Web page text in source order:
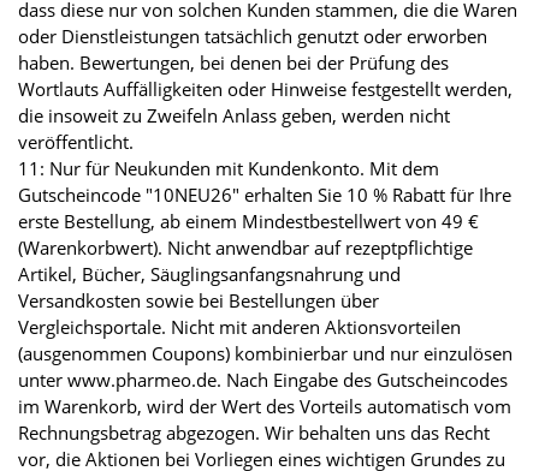
dass diese nur von solchen Kunden stammen, die die Waren
oder Dienstleistungen tatsächlich genutzt oder erworben
haben. Bewertungen, bei denen bei der Prüfung des
Wortlauts Auffälligkeiten oder Hinweise festgestellt werden,
die insoweit zu Zweifeln Anlass geben, werden nicht
veröffentlicht.
11: Nur für Neukunden mit Kundenkonto. Mit dem
Gutscheincode "10NEU26" erhalten Sie 10 % Rabatt für Ihre
erste Bestellung, ab einem Mindestbestellwert von 49 €
(Warenkorbwert). Nicht anwendbar auf rezeptpflichtige
Artikel, Bücher, Säuglingsanfangsnahrung und
Versandkosten sowie bei Bestellungen über
Vergleichsportale. Nicht mit anderen Aktionsvorteilen
(ausgenommen Coupons) kombinierbar und nur einzulösen
unter www.pharmeo.de. Nach Eingabe des Gutscheincodes
im Warenkorb, wird der Wert des Vorteils automatisch vom
Rechnungsbetrag abgezogen. Wir behalten uns das Recht
vor, die Aktionen bei Vorliegen eines wichtigen Grundes zu